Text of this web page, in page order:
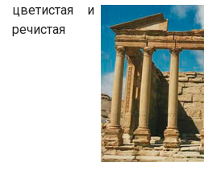
цветистая и
речистая